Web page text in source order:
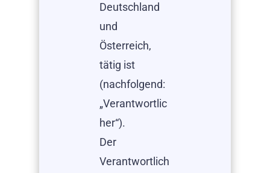
Deutschland
und
Österreich,
tätig ist
(nachfolgend:
„Verantwortlic
her“).
Der
Verantwortlich